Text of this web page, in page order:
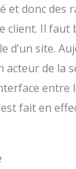
donc des
client. Il
site.
de la
fait en